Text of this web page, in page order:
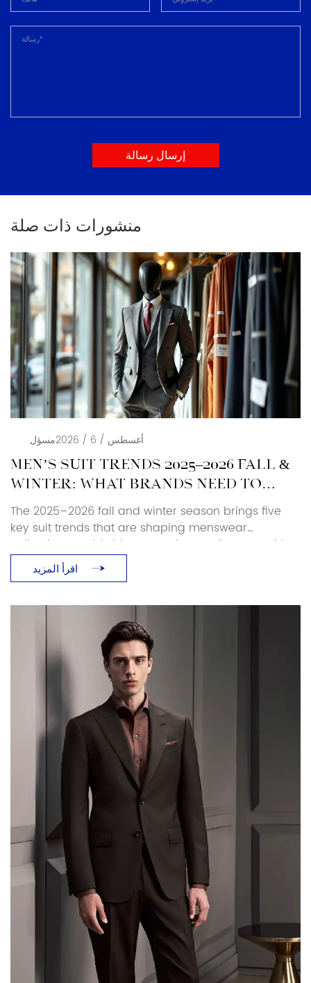
إرسال رسالة
منشورات ذات صلة
أغسطس / 6 / 2026 مسؤل
MEN’S SUIT TRENDS 2025–2026 FALL &
WINTER: WHAT BRANDS NEED TO
KNOW
The 2025–2026 fall and winter season brings five
key suit trends that are shaping menswear
collections worldwide. As a suit manufacturer with
over 25 years of production experience, Baoxiniao
breaks down each trend with specific sourcing and
retailers can translate runway direction into
production-ready decisions. Luxury and Retro […]
اقرأ المزيد